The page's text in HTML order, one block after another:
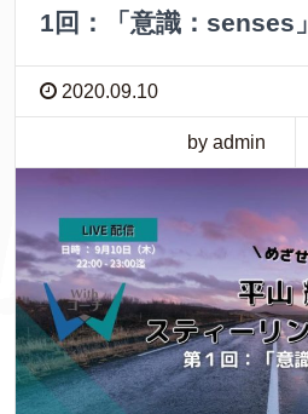
1回：「意識：senses」
2020.09.10
by admin